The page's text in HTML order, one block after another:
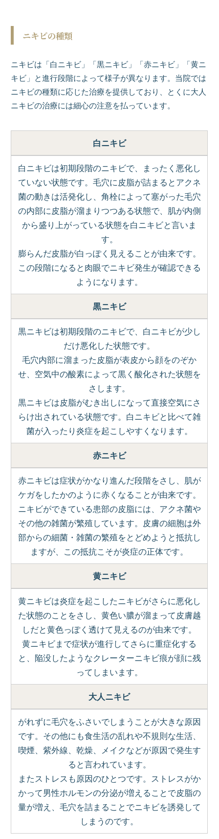
ニキビの種類
ニキビは「白ニキビ」「黒ニキビ」「赤ニキビ」「黄ニ
キビ」と進行段階によって様子が異なります。当院では
ニキビの種類に応じた治療を提供しており、とくに大人
ニキビの治療には細心の注意を払っています。
白ニキビ
白ニキビは初期段階のニキビで、まったく悪化し
ていない状態です。毛穴に皮脂が詰まるとアクネ
菌の動きは活発化し、角栓によって塞がった毛穴
の内部に皮脂が溜まりつつある状態で、肌が内側
から盛り上がっている状態を白ニキビと言いま
す。
膨らんだ皮脂が白っぽく見えることが由来です。
この段階になると肉眼でニキビ発生が確認できる
ようになります。
黒ニキビ
黒ニキビは初期段階のニキビで、白ニキビが少し
だけ悪化した状態です。
毛穴内部に溜まった皮脂が表皮から顔をのぞか
せ、空気中の酸素によって黒く酸化された状態を
さします。
黒ニキビは皮脂がむき出しになって直接空気にさ
らけ出されている状態です。白ニキビと比べて雑
菌が入ったり炎症を起こしやすくなります。
赤ニキビ
赤ニキビは症状がかなり進んだ段階をさし、肌が
ケガをしたかのように赤くなることが由来です。
ニキビができている患部の皮脂には、アクネ菌や
その他の雑菌が繁殖しています。皮膚の細胞は外
部からの細菌・雑菌の繁殖をとどめようと抵抗し
ますが、この抵抗こそが炎症の正体です。
黄ニキビ
黄ニキビは炎症を起こしたニキビがさらに悪化し
た状態のことをさし、黄色い膿が溜まって皮膚越
しだと黄色っぽく透けて見えるのが由来です。
黄ニキビまで症状が進行してさらに重症化する
と、陥没したようなクレーターニキビ痕が顔に残
ってしまいます。
大人ニキビ
がれずに毛穴をふさいでしまうことが大きな原因
です。その他にも食生活の乱れや不規則な生活、
喫煙、紫外線、乾燥、メイクなどが原因で発生す
ると言われています。
またストレスも原因のひとつです。ストレスがか
かって男性ホルモンの分泌が増えることで皮脂の
量が増え、毛穴を詰まることでニキビを誘発して
しまうのです。